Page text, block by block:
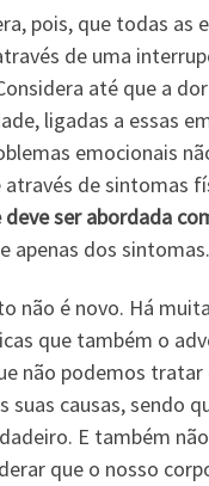
pois, que todas as
de uma
até que a
ligadas a essas
emocionais
de sintomas
deve ser abordada
apenas dos sintomas.
não é novo. Há
que também o
não podemos
suas causas, sendo
E também
que o nosso